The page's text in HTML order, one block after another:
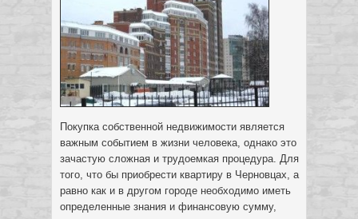
Покупка собственной недвижимости является
важным событием в жизни человека, однако это
зачастую сложная и трудоемкая процедура. Для
того, что бы приобрести квартиру в Черновцах, а
равно как и в другом городе необходимо иметь
определенные знания и финансовую сумму,